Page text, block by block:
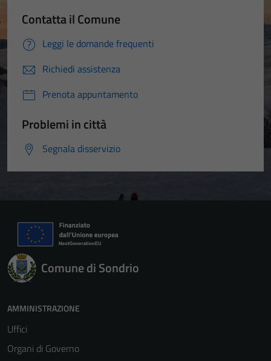
Contatta il Comune
Leggi le domande frequenti
Richiedi assistenza
Prenota appuntamento
Problemi in città
Segnala disservizio
Comune di Sondrio
AMMINISTRAZIONE
Uffici
Organi di Governo